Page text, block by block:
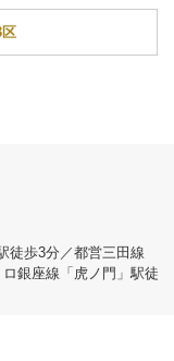
徒歩3分／都営三田線
ロ銀座線「虎ノ門」駅徒